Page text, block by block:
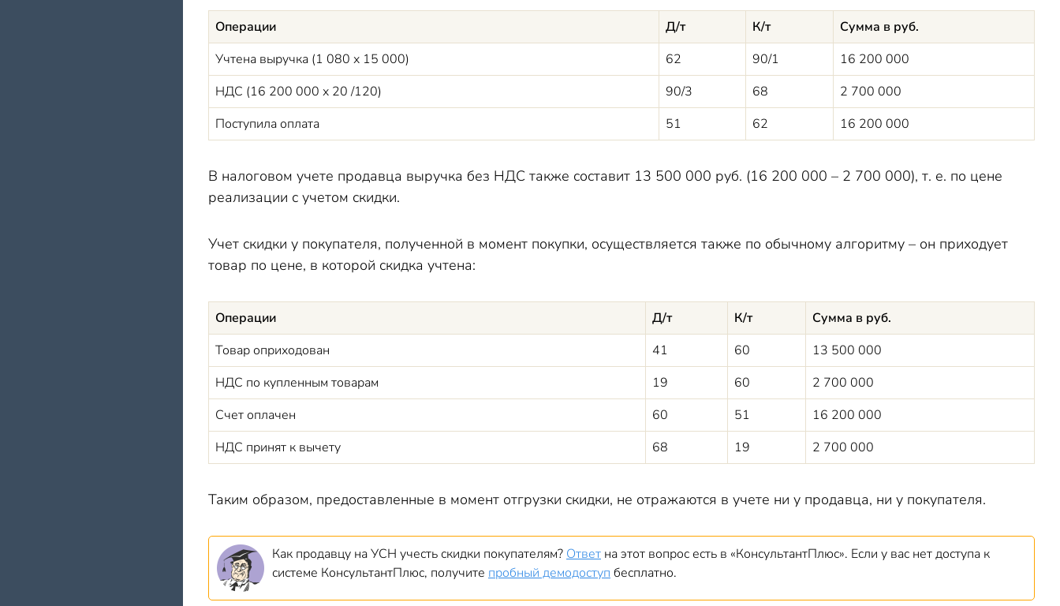
Операции Д/т К/т
Сумма в руб.
Учтена выручка (1 080 х 15 000)
62 90/1
16 200 000
НДС (16 200 000 х 20 /120)
90/3 68
2 700 000
Поступила оплата
51 62 16 200 000
В налоговом учете продавца выручка без НДС также составит 13 500 000 руб. (16 200 000 – 2 700 000), т. е. по цене
реализации с учетом скидки.
Учет скидки у покупателя, полученной в момент покупки, осуществляется также по обычному алгоритму – он приходует
товар по цене, в которой скидка учтена:
Операции Д/т К/т
Сумма в руб.
Товар оприходован
41 60
13 500 000
НДС по купленным товарам
19 60
2 700 000
Счет оплачен
60 51
16 200 000
НДС принят к вычету
68 19 2 700 000
Таким образом, предоставленные в момент отгрузки скидки, не отражаются в учете ни у продавца, ни у покупателя.
Как продавцу на УСН учесть скидки покупателям? Ответ на этот вопрос есть в «КонсультантПлюс». Если у вас нет доступа к
системе КонсультантПлюс, получите пробный демодоступ бесплатно.